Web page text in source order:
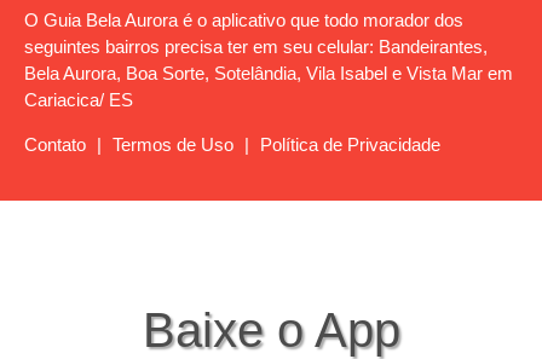
O Guia Bela Aurora é o aplicativo que todo morador dos
seguintes bairros precisa ter em seu celular: Bandeirantes,
Bela Aurora, Boa Sorte, Sotelândia, Vila Isabel e Vista Mar em
Cariacica/ ES
Contato | Termos de Uso | Política de Privacidade
Baixe o App